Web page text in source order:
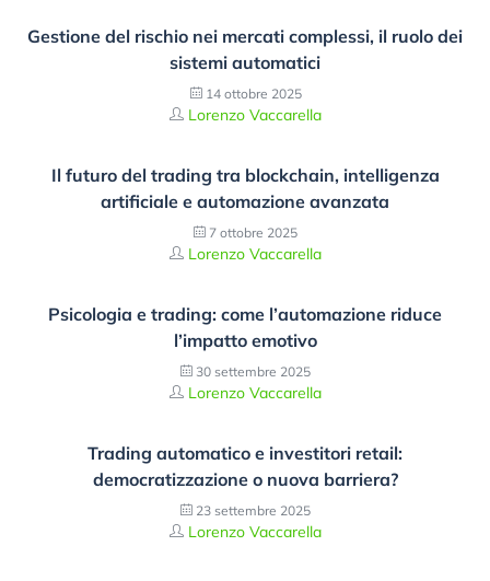
Gestione del rischio nei mercati complessi, il ruolo dei
sistemi automatici
Lorenzo Vaccarella
14 ottobre 2025
Il futuro del trading tra blockchain, intelligenza
artificiale e automazione avanzata
Lorenzo Vaccarella
7 ottobre 2025
Psicologia e trading: come l’automazione riduce
l’impatto emotivo
Lorenzo Vaccarella
30 settembre 2025
Trading automatico e investitori retail:
democratizzazione o nuova barriera?
Lorenzo Vaccarella
23 settembre 2025